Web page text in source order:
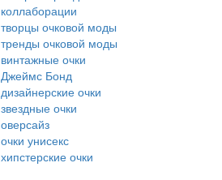
коллаборации
творцы очковой моды
тренды очковой моды
винтажные очки
Джеймс Бонд
дизайнерские очки
звездные очки
оверсайз
очки унисекс
хипстерские очки